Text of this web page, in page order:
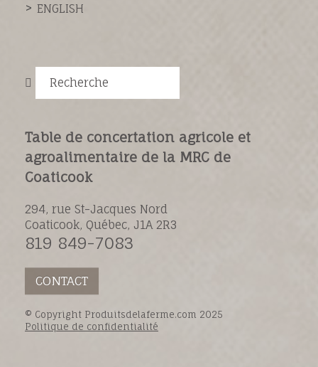
ENGLISH
Recherche
Table de concertation agricole et
agroalimentaire de la MRC de
Coaticook
294, rue St-Jacques Nord
Coaticook, Québec, J1A 2R3
819 849-7083
CONTACT
© Copyright Produitsdelaferme.com 2025
Politique de confidentialité